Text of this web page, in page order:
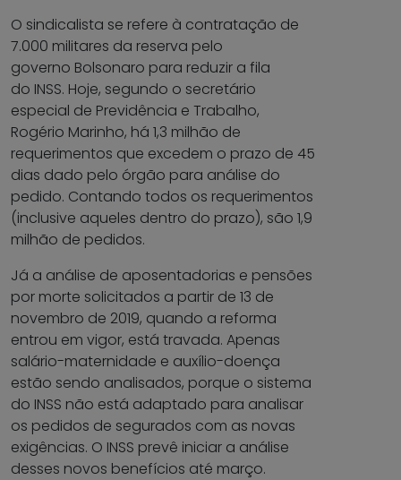
O sindicalista se refere à contratação de
7.000 militares da reserva pelo
governo Bolsonaro para reduzir a fila
do INSS. Hoje, segundo o secretário
especial de Previdência e Trabalho,
Rogério Marinho, há 1,3 milhão de
requerimentos que excedem o prazo de 45
dias dado pelo órgão para análise do
pedido. Contando todos os requerimentos
(inclusive aqueles dentro do prazo), são 1,9
milhão de pedidos.
Já a análise de aposentadorias e pensões
por morte solicitados a partir de 13 de
novembro de 2019, quando a reforma
entrou em vigor, está travada. Apenas
salário-maternidade e auxílio-doença
estão sendo analisados, porque o sistema
do INSS não está adaptado para analisar
os pedidos de segurados com as novas
exigências. O INSS prevê iniciar a análise
desses novos benefícios até março.